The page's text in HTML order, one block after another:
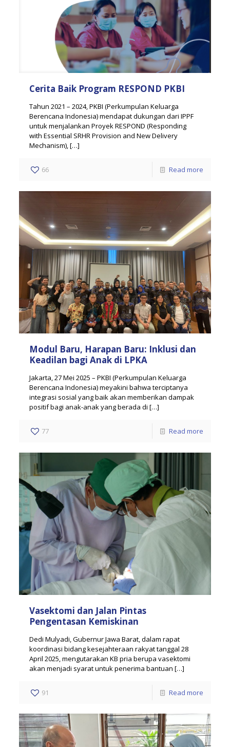
Cerita Baik Program RESPOND PKBI
Tahun 2021 – 2024, PKBI (Perkumpulan Keluarga
Berencana Indonesia) mendapat dukungan dari IPPF
untuk menjalankan Proyek RESPOND (Responding
with Essential SRHR Provision and New Delivery
Mechanism),[…]
66 Read more
Modul Baru, Harapan Baru: Inklusi dan
Keadilan bagi Anak di LPKA
Jakarta, 27 Mei 2025 – PKBI (Perkumpulan Keluarga
Berencana Indonesia) meyakini bahwa terciptanya
integrasi sosial yang baik akan memberikan dampak
positif bagi anak-anak yang berada di […]
77 Read more
Vasektomi dan Jalan Pintas
Pengentasan Kemiskinan
Dedi Mulyadi, Gubernur Jawa Barat, dalam rapat
koordinasi bidang kesejahteraan rakyat tanggal 28
April 2025, mengutarakan KB pria berupa vasektomi
akan menjadi syarat untuk penerima bantuan […]
91 Read more